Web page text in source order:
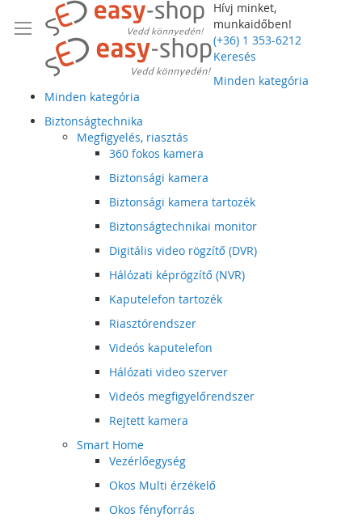
Hívj minket,
munkaidőben!
(+36) 1 353-6212
Keresés
Minden kategória
Minden kategória
Biztonságtechnika
Megfigyelés, riasztás
360 fokos kamera
Biztonsági kamera
Biztonsági kamera tartozék
Biztonságtechnikai monitor
Digitális video rögzítő (DVR)
Hálózati képrögzítő (NVR)
Kaputelefon tartozék
Riasztórendszer
Videós kaputelefon
Hálózati video szerver
Videós megfigyelőrendszer
Rejtett kamera
Smart Home
Vezérlőegység
Okos Multi érzékelő
Okos fényforrás